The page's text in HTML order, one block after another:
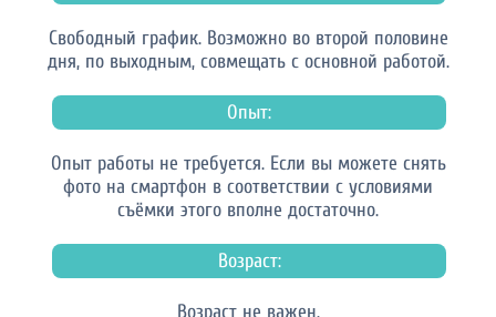
Свободный график. Возможно во второй половине
дня, по выходным, совмещать с основной работой.
Опыт:
Опыт работы не требуется. Если вы можете снять
фото на смартфон в соответствии с условиями
съёмки этого вполне достаточно.
Возраст:
Возраст не важен.